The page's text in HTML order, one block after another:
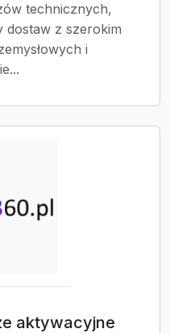
technicznych,
dostaw z szerokim
i
aktywacyjne